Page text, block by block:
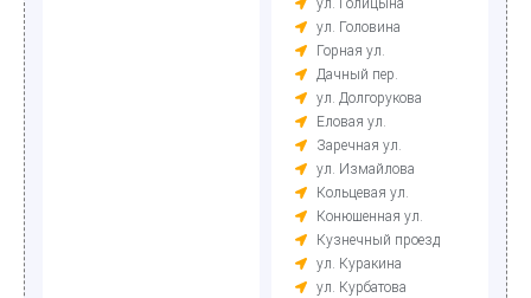
ул. Голицына
ул. Головина
Горная ул.
Дачный пер.
ул. Долгорукова
Еловая ул.
Заречная ул.
ул. Измайлова
Кольцевая ул.
Конюшенная ул.
Кузнечный проезд
ул. Куракина
ул. Курбатова